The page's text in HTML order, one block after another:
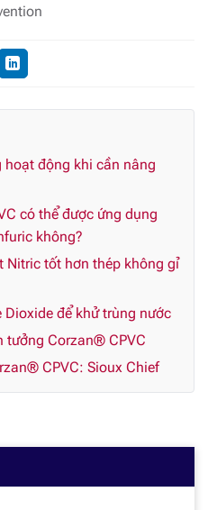
động khi cần nâng
có thể được ứng dụng
không?
Nitric tốt hơn thép không gỉ
để khử trùng nước
tưởng Corzan® CPVC
CPVC: Sioux Chief